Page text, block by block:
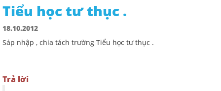
Tiểu học tư thục .
18.10.2012
Sáp nhập , chia tách trường Tiểu học tư thục .
Trả lời